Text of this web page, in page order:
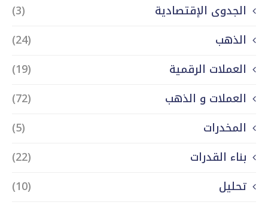
الجدوى الإقتصادية
(3)
الذهب
(24)
العملات الرقمية
(19)
العملات و الذهب
(72)
المخدرات
(5)
بناء القدرات
(22)
تحليل
(10)